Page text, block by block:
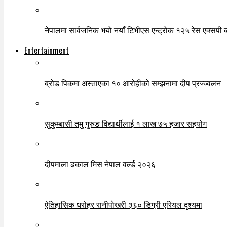
नेपालमा सार्वजनिक भयो नयाँ टिभीएस एन्ट्रोक १२५ रेस एक्सपी
Entertainment
ब्रोड पिकमा अस्ताएका १० आरोहीको सम्झनामा दीप प्रज्ज्वलन
सुकुम्बासी तमु गुरुङ विद्यार्थीलाई १ लाख ७५ हजार सहयोग
दीपमाला ढकाल मिस नेपाल वर्ल्ड २०२६
ऐतिहासिक धरोहर रानीपोखरी ३६० डिग्री एरियल दृश्यमा